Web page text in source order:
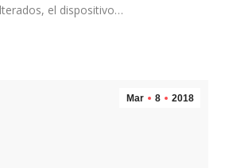
el dispositivo…
Mar 8 2018